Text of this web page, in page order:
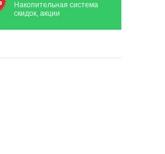
Накопительная система
скидок, акции